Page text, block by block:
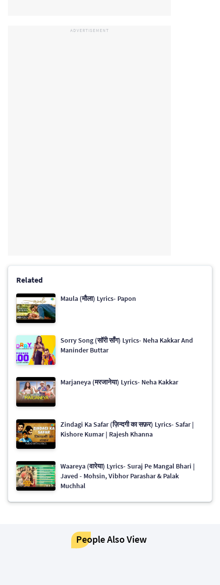
Related
Maula (मौला) Lyrics- Papon
Sorry Song (सॉरी सॉंग) Lyrics- Neha Kakkar And
Maninder Buttar
Marjaneya (मरजानेया) Lyrics- Neha Kakkar
Zindagi Ka Safar (ज़िन्दगी का सफ़र) Lyrics- Safar |
Kishore Kumar | Rajesh Khanna
Waareya (वारेया) Lyrics- Suraj Pe Mangal Bhari |
Javed - Mohsin, Vibhor Parashar & Palak
Muchhal
People Also View